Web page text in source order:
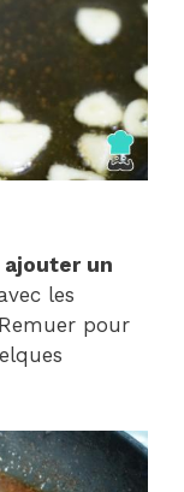
ajouter un
les
pour